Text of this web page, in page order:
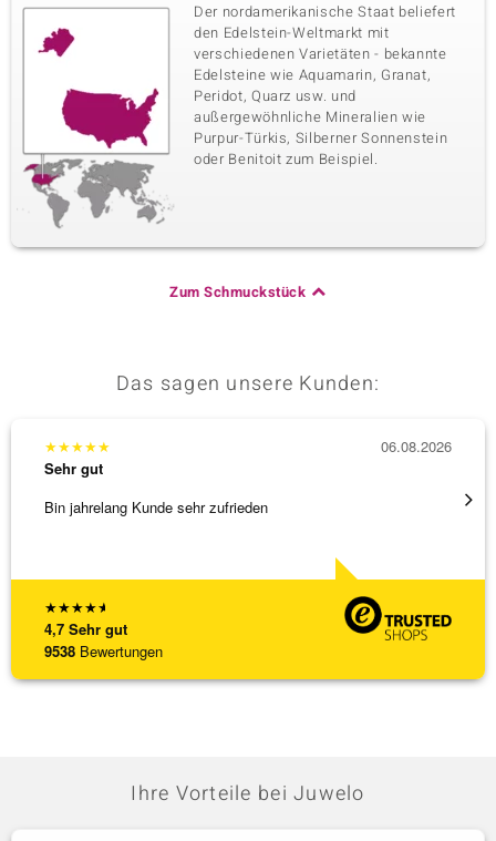
Der nordamerikanische Staat beliefert
den Edelstein-Weltmarkt mit
verschiedenen Varietäten - bekannte
Edelsteine wie Aquamarin, Granat,
Peridot, Quarz usw. und
außergewöhnliche Mineralien wie
Purpur-Türkis, Silberner Sonnenstein
oder Benitoit zum Beispiel.
Zum Schmuckstück
Das sagen unsere Kunden:
★★★★★
4,7 Sehr gut
9538 Bewertungen
★★★★★
Sehr gut
Bin jahrelang Kunde sehr zufrieden
06.08.2026
Top
Ihre Vorteile bei Juwelo